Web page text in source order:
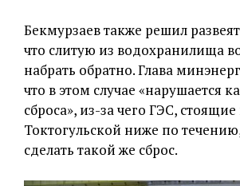
Бекмурзаев также решил
что слитую из водохранилища
набрать обратно. Глава
что в этом случае «нарушается
сброса», из-за чего ГЭС, стоящие
Токтогульской ниже по
сделать такой же сброс.